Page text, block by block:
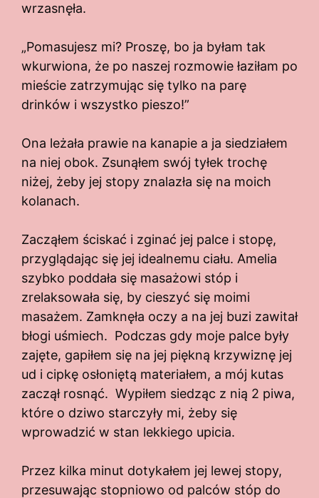
wrzasnęła.
„Pomasujesz mi? Proszę, bo ja byłam tak
wkurwiona, że po naszej rozmowie łaziłam po
mieście zatrzymując się tylko na parę
drinków i wszystko pieszo!”
Ona leżała prawie na kanapie a ja siedziałem
na niej obok. Zsunąłem swój tyłek trochę
niżej, żeby jej stopy znalazła się na moich
kolanach.
Zacząłem ściskać i zginać jej palce i stopę,
przyglądając się jej idealnemu ciału. Amelia
szybko poddała się masażowi stóp i
zrelaksowała się, by cieszyć się moimi
masażem. Zamknęła oczy a na jej buzi zawitał
błogi uśmiech. Podczas gdy moje palce były
zajęte, gapiłem się na jej piękną krzywiznę jej
ud i cipkę osłoniętą materiałem, a mój kutas
zaczął rosnąć. Wypiłem siedząc z nią 2 piwa,
które o dziwo starczyły mi, żeby się
wprowadzić w stan lekkiego upicia.
Przez kilka minut dotykałem jej lewej stopy,
przesuwając stopniowo od palców stóp do